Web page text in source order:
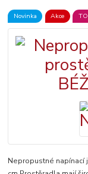
Novinka Akce
Nepropustné napínací